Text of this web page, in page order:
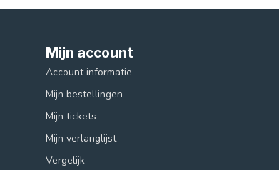
Mijn account
Account informatie
Mijn bestellingen
Mijn tickets
Mijn verlanglijst
Vergelijk